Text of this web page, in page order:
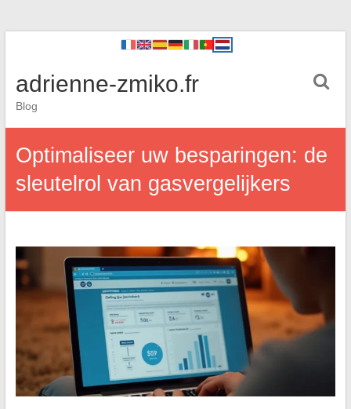
adrienne-zmiko.fr
Blog
Optimaliseer uw besparingen: de
sleutelrol van gasvergelijkers